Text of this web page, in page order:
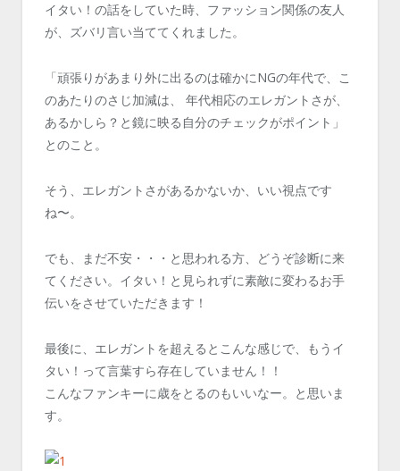
イタい！の話をしていた時、ファッション関係の友人
が、ズバリ言い当ててくれました。
「頑張りがあまり外に出るのは確かにNGの年代で、こ
のあたりのさじ加減は、 年代相応のエレガントさが、
あるかしら？と鏡に映る自分のチェックがポイント」
とのこと。
そう、エレガントさがあるかないか、いい視点です
ね〜。
でも、まだ不安・・・と思われる方、どうぞ診断に来
てください。イタい！と見られずに素敵に変わるお手
伝いをさせていただきます！
最後に、エレガントを超えるとこんな感じで、もうイ
タい！って言葉すら存在していません！！
こんなファンキーに歳をとるのもいいなー。と思いま
す。